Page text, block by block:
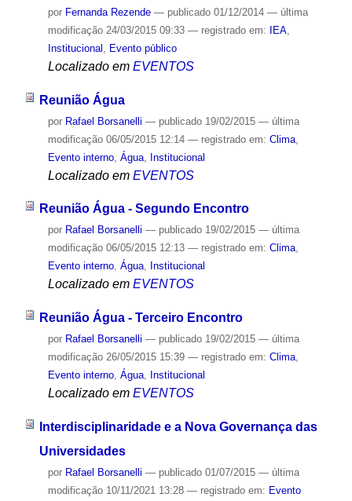
por Fernanda Rezende — publicado01/12/2014 — última
modificação24/03/2015 09:33 — registrado em: IEA,
Institucional , Evento público
Localizado em EVENTOS
Reunião Água
por Rafael Borsanelli — publicado19/02/2015 — última
modificação06/05/2015 12:14 — registrado em: Clima,
Evento interno, Água, Institucional
Localizado em EVENTOS
Reunião Água - Segundo Encontro
por Rafael Borsanelli — publicado19/02/2015 — última
modificação06/05/2015 12:13 — registrado em: Clima,
Evento interno, Água, Institucional
Localizado em EVENTOS
Reunião Água - Terceiro Encontro
por Rafael Borsanelli — publicado19/02/2015 — última
modificação26/05/2015 15:39 — registrado em: Clima,
Evento interno, Água, Institucional
Localizado em EVENTOS
Interdisciplinaridade e a Nova Governança das
Universidades
por Rafael Borsanelli — publicado01/07/2015 — última
modificação10/11/2021 13:28 — registrado em: Evento